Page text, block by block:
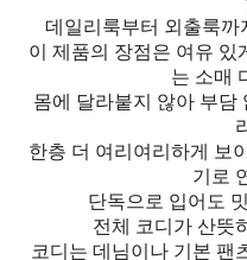
데일리룩부터 외출룩까
이 제품의 장점은 여유 있
는 소매
몸에 달라붙지 않아 부담
한층 더 여리여리하게 보
기로
단독으로 입어도
전체 코디가 산뜻
코디는 데님이나 기본 팬